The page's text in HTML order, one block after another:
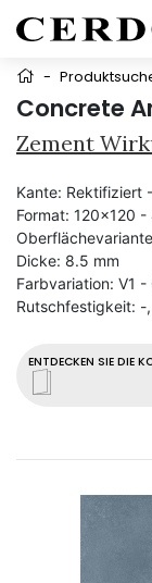
-
Concrete
Zement
ENTDECKEN SIE DIE
Kante: Rektifiziert
Format: 120x120
Dicke: 8.5 mm
Farbvariation: V1 -
Rutschfestigkeit: -